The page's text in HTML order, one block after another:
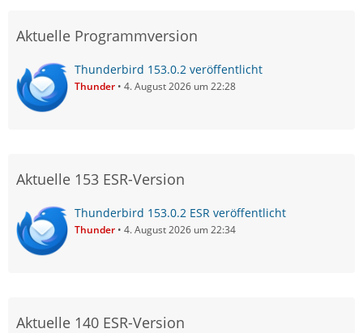
Aktuelle Programmversion
Thunderbird 153.0.2 veröffentlicht
Thunder 4. August 2026 um 22:28
Aktuelle 153 ESR-Version
Thunderbird 153.0.2 ESR veröffentlicht
Thunder 4. August 2026 um 22:34
Aktuelle 140 ESR-Version